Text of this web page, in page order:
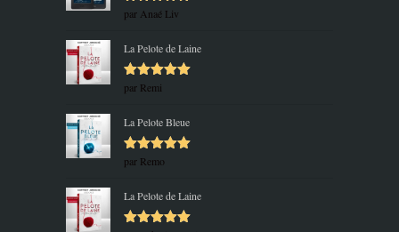
Note5sur
par Anaé Liv
La Pelote de Laine
Note5sur
par Remi
La Pelote Bleue
Note5sur
par Remo
La Pelote de Laine